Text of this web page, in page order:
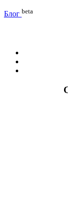
Блог beta